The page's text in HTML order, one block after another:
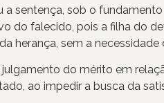
sentença, sob o
do falecido, pois a filha do
herança, sem a necessidade
do mérito em
ao impedir a busca da